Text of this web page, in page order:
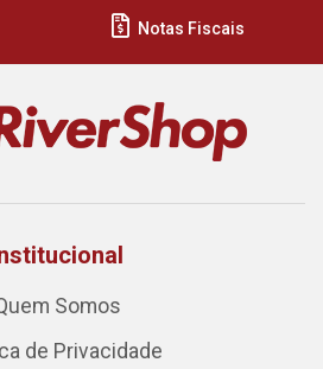
Notas Fiscais
Somos
de Privacidade